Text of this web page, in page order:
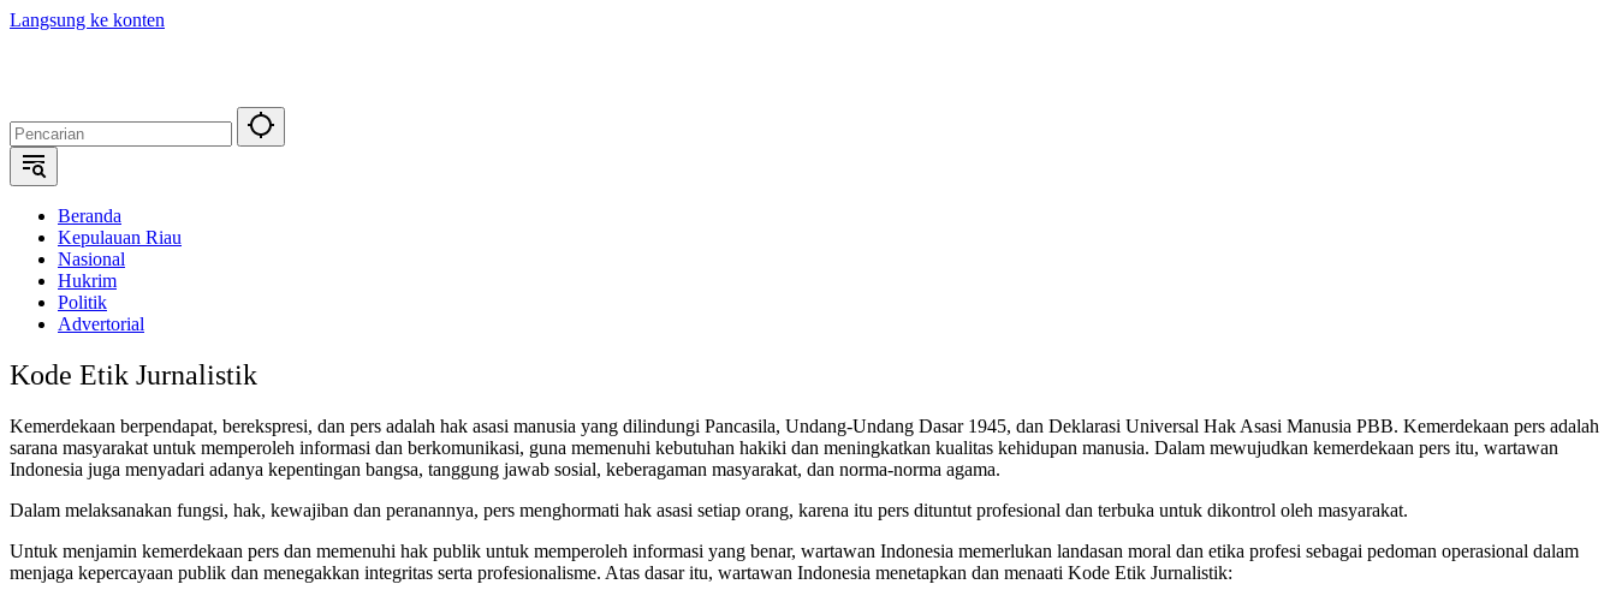
Langsung ke konten
Beranda
Kepulauan Riau
Nasional
Hukrim
Politik
Advertorial
Kode Etik Jurnalistik
Kemerdekaan berpendapat, berekspresi, dan pers adalah hak asasi manusia yang dilindungi Pancasila, Undang-Undang Dasar 1945, dan Deklarasi Universal Hak Asasi Manusia PBB. Kemerdekaan pers adalah
sarana masyarakat untuk memperoleh informasi dan berkomunikasi, guna memenuhi kebutuhan hakiki dan meningkatkan kualitas kehidupan manusia. Dalam mewujudkan kemerdekaan pers itu, wartawan
Indonesia juga menyadari adanya kepentingan bangsa, tanggung jawab sosial, keberagaman masyarakat, dan norma-norma agama.
Dalam melaksanakan fungsi, hak, kewajiban dan peranannya, pers menghormati hak asasi setiap orang, karena itu pers dituntut profesional dan terbuka untuk dikontrol oleh masyarakat.
Untuk menjamin kemerdekaan pers dan memenuhi hak publik untuk memperoleh informasi yang benar, wartawan Indonesia memerlukan landasan moral dan etika profesi sebagai pedoman operasional dalam
menjaga kepercayaan publik dan menegakkan integritas serta profesionalisme. Atas dasar itu, wartawan Indonesia menetapkan dan menaati Kode Etik Jurnalistik: